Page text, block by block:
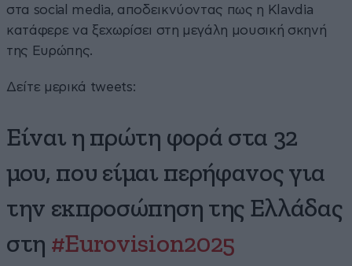
στα social media, αποδεικνύοντας πως η Klavdia
κατάφερε να ξεχωρίσει στη μεγάλη μουσική σκηνή
της Ευρώπης.
Δείτε μερικά tweets:
Είναι η πρώτη φορά στα 32
μου, που είμαι περήφανος για
την εκπροσώπηση της Ελλάδας
στη #Eurovision2025